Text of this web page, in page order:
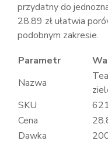
przydatny do
28.89 zł ułatwia
podobnym zakresie.
Parametr
Nazwa
SKU
Cena
Dawka